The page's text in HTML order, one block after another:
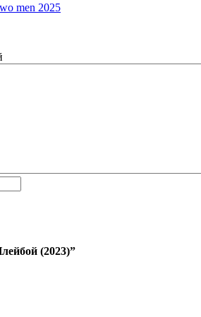
men 2025
(2023)”